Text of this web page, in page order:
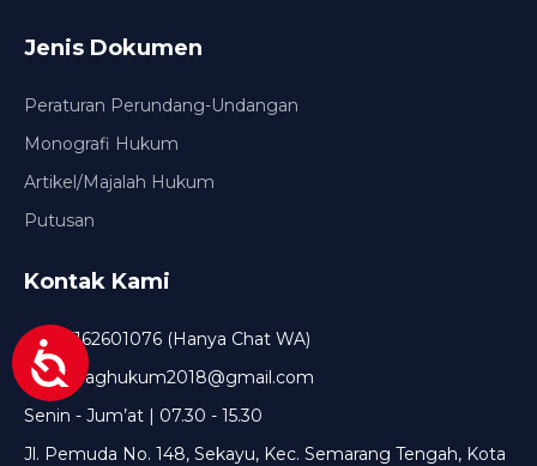
Jenis Dokumen
Peraturan Perundang-Undangan
Monografi Hukum
Artikel/Majalah Hukum
Putusan
Kontak Kami
+6285162601076 (Hanya Chat WA)
setda.baghukum2018@gmail.com
Senin - Jum’at | 07.30 - 15.30
Jl. Pemuda No. 148, Sekayu, Kec. Semarang Tengah, Kota